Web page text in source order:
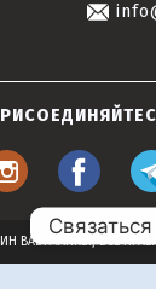
BABYMARKET, ВСЕ